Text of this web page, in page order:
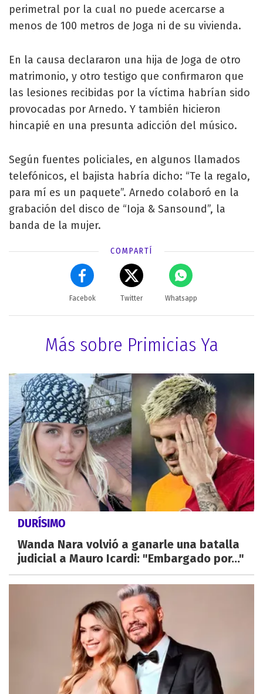
perimetral por la cual no puede acercarse a
menos de 100 metros de Joga ni de su vivienda.
En la causa declararon una hija de Joga de otro
matrimonio, y otro testigo que confirmaron que
las lesiones recibidas por la víctima habrían sido
provocadas por Arnedo. Y también hicieron
hincapié en una presunta adicción del músico.
Según fuentes policiales, en algunos llamados
telefónicos, el bajista habría dicho: “Te la regalo,
para mí es un paquete”. Arnedo colaboró en la
grabación del disco de “Ioja & Sansound”, la
banda de la mujer.
COMPARTÍ
Facebok Twitter Whatsapp
Más sobre Primicias Ya
DURÍSIMO
Wanda Nara volvió a ganarle una batalla
judicial a Mauro Icardi: "Embargado por..."